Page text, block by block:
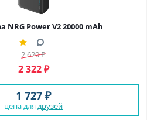
NRG Power V2 20000 mAh
2 620₽
2 322₽
1 727 ₽
цена для друзей